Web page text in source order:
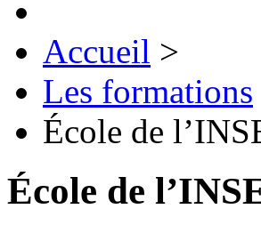
Accueil >
Les formations
École de
École de